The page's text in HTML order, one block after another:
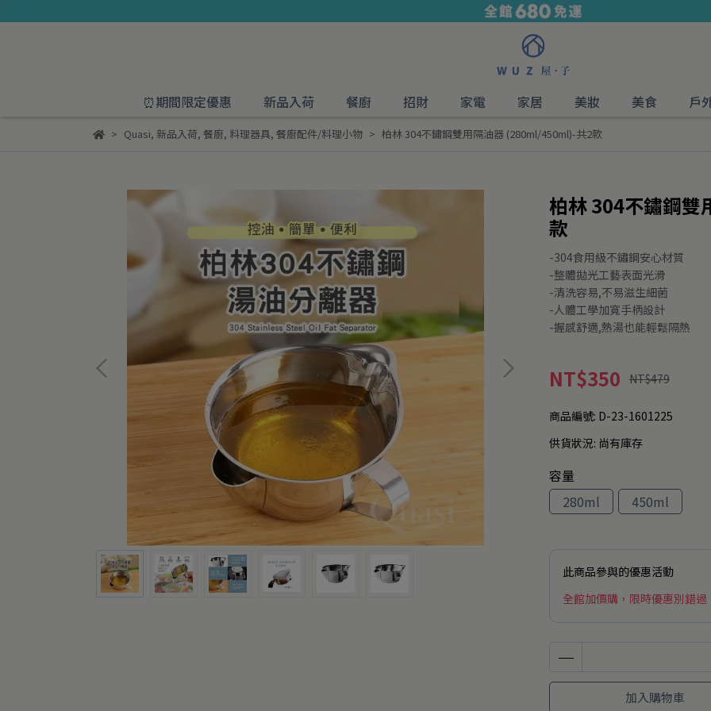
⏰期間限定優惠 新品入荷 餐廚 招財 家電 家居 美妝 美食 戶
Quasi, 新品入荷, 餐廚, 料理器具, 餐廚配件/料理小物 柏林 304不鏽鋼雙用隔油器 (280ml/450ml)-共2款
柏林 304不鏽鋼
款
-304食用級不鏽鋼安心材質
-整體拋光工藝表面光滑
-清洗容易,不易滋生細菌
-人體工學加寬手柄設計
-握感舒適,熱湯也能輕鬆隔熱
NT$350 NT$479
商品編號: D-23-1601225
供貨狀況: 尚有庫存
容量
280ml
450ml
此商品參與的優惠活動
全館加價購，限時優惠別錯過
加入購物車